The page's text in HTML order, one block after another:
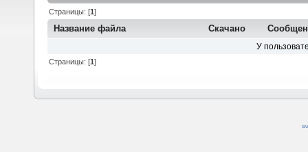
Страницы: [1]
Название файла Скачано
У
Страницы: [1]